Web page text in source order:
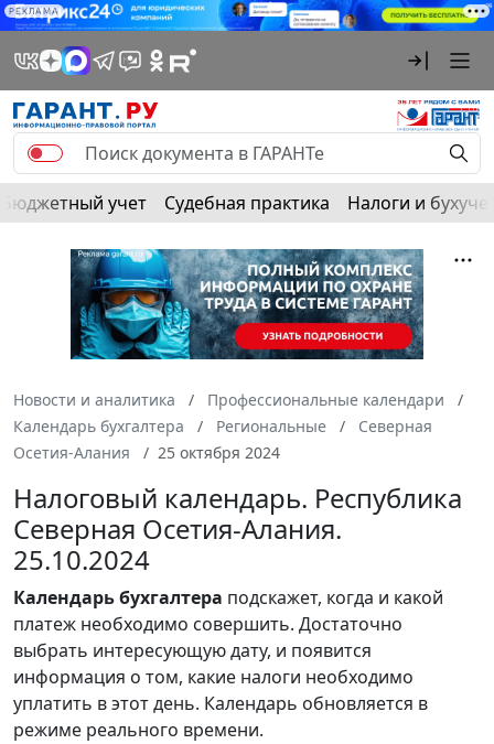
РЕКЛАМА
Бюджетный учет Судебная практика Налоги и
Новости и аналитика
Профессиональные календари
Календарь бухгалтера
Региональные
Северная
Осетия-Алания
25 октября 2024
Налоговый календарь. Республика
Северная Осетия-Алания.
25.10.2024
Календарьбухгалтера подскажет, когда и какой
платеж необходимо совершить. Достаточно
выбрать интересующую дату, и появится
информация о том, какие налоги необходимо
уплатить в этот день. Календарь обновляется в
режиме реального времени.